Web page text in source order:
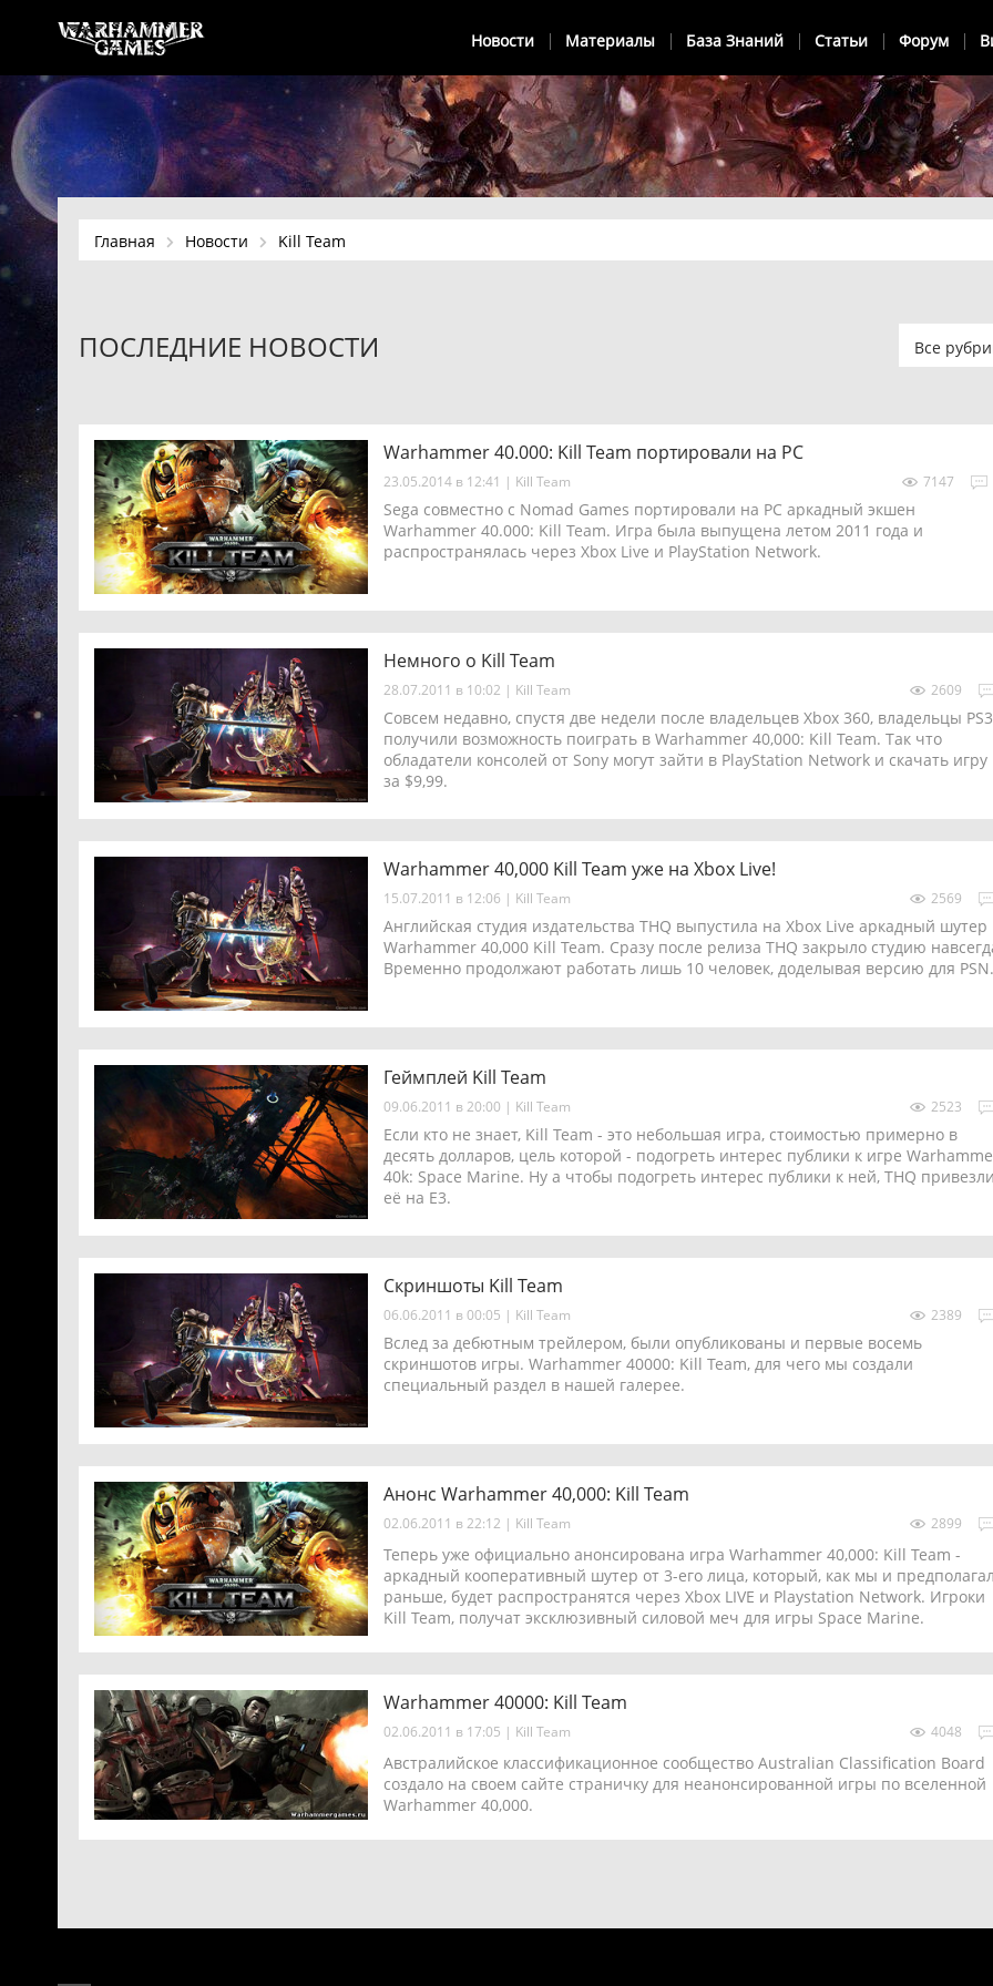
Новости Материалы База Знаний Статьи Форум
Главная Новости Kill Team
ПОСЛЕДНИЕ НОВОСТИ Все
Warhammer 40.000: Kill Team портировали на PC
23.05.2014 в 12:41 | Kill Team 7147
Sega совместно с Nomad Games портировали на PC аркадный экшен
Warhammer 40.000: Kill Team. Игра была выпущена летом 2011 года и
распространялась через Xbox Live и PlayStation Network.
Немного о Kill Team
28.07.2011 в 10:02 | Kill Team 2609
Совсем недавно, спустя две недели после владельцев Xbox 360, владельцы PS3
получили возможность поиграть в Warhammer 40,000: Kill Team. Так что
обладатели консолей от Sony могут зайти в PlayStation Network и скачать игру
за $9,99.
Warhammer 40,000 Kill Team уже на Xbox Live!
15.07.2011 в 12:06 | Kill Team 2569
Английская студия издательства THQ выпустила на Xbox Live аркадный шутер
Warhammer 40,000 Kill Team. Сразу после релиза THQ закрыло студию
Временно продолжают работать лишь 10 человек, доделывая версию для PSN.
Геймплей Kill Team
09.06.2011 в 20:00 | Kill Team 2523
Если кто не знает, Kill Team - это небольшая игра, стоимостью примерно в
десять долларов, цель которой - подогреть интерес публики к игре
40k: Space Marine. Ну а чтобы подогреть интерес публики к ней, THQ привезли
её на E3.
Скриншоты Kill Team
06.06.2011 в 00:05 | Kill Team 2389
Вслед за дебютным трейлером, были опубликованы и первые восемь
скриншотов игры. Warhammer 40000: Kill Team, для чего мы создали
специальный раздел в нашей галерее.
Анонс Warhammer 40,000: Kill Team
02.06.2011 в 22:12 | Kill Team 2899
Теперь уже официально анонсирована игра Warhammer 40,000: Kill Team -
аркадный кооперативный шутер от 3-его лица, который, как мы и
раньше, будет распространятся через Xbox LIVE и Playstation Network. Игроки
Kill Team, получат эксклюзивный силовой меч для игры Space Marine.
Warhammer 40000: Kill Team
02.06.2011 в 17:05 | Kill Team 4048
Австралийское классификационное сообщество Australian Classification Board
создало на своем сайте страничку для неанонсированной игры по вселенной
Warhammer 40,000.